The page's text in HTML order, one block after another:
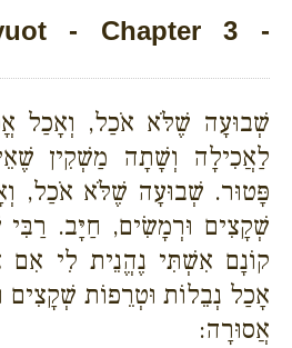
- Chapter 3 -
שְׁבוּעָה שֶׁלֹּא אֹכַל, וְאָכַל
לַאֲכִילָה וְשָׁתָה מַשְׁקִין
פָּטוּר. שְׁבוּעָה שֶׁלֹּא אֹכַל,
שְׁקָצִים וּרְמָשִׂים, חַיָּב. רַבִּי
קוֹנָם אִשְׁתִּי נֶהֱנֵית לִי אִם
אָכַל נְבֵלוֹת וּטְרֵפוֹת
אֲסוּרָה: